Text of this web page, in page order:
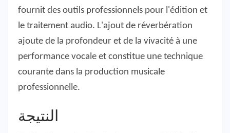
fournit des outils professionnels pour l'édition et
le traitement audio. L'ajout de réverbération
ajoute de la profondeur et de la vivacité à une
performance vocale et constitue une technique
courante dans la production musicale
professionnelle.
النتيجة